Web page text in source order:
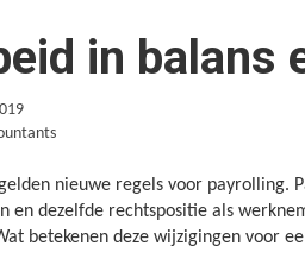
in balans
nieuwe regels voor
en dezelfde rechtspositie als
betekenen deze wijzigingen voor